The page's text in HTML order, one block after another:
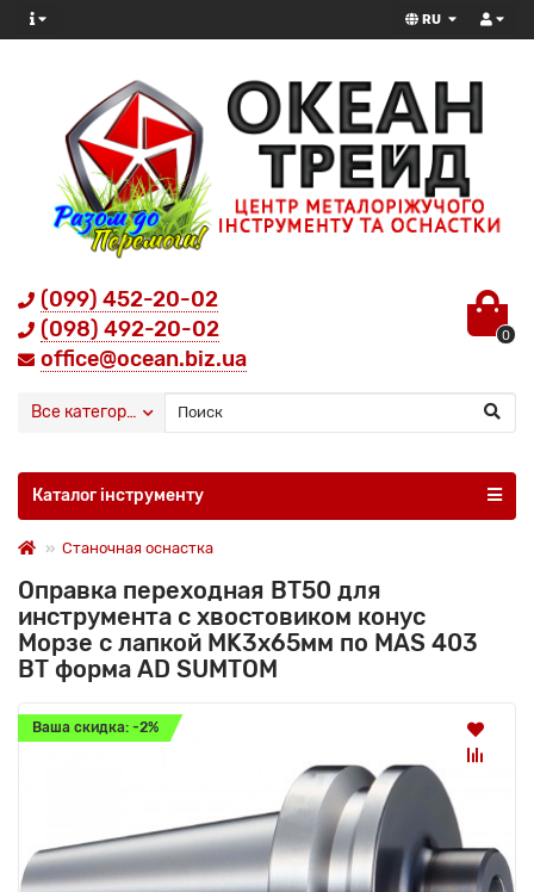
RU
(099) 452-20-02
(098) 492-20-02
office@ocean.biz.ua
0
Все категории
Каталог інструменту
Станочная оснастка
Оправка переходная BT50 для
инструмента с хвостовиком конус
Морзе с лапкой MK3x65мм по MAS 403
BT форма AD SUMTOM
Ваша скидка: -2%